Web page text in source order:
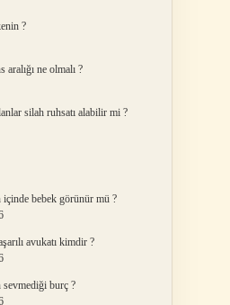
?
ne olmalı ?
silah ruhsatı alabilir mi ?
içinde bebek görünür mü ?
avukatı kimdir ?
burç ?